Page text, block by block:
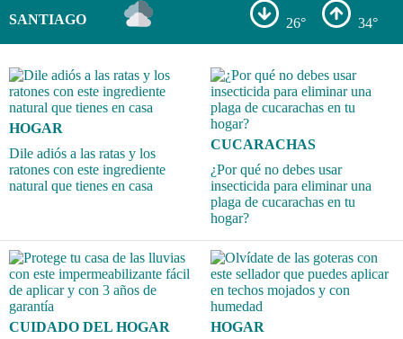
SANTIAGO 26° 34°
HOGAR
Dile adiós a las ratas y los
ratones con este ingrediente
natural que tienes en casa
CUCARACHAS
¿Por qué no debes usar
insecticida para eliminar una
plaga de cucarachas en tu
hogar?
CUIDADO DEL HOGAR
HOGAR